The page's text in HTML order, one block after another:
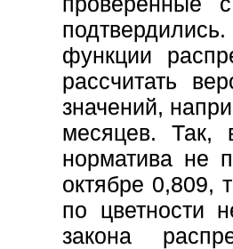
функции
рассчитать
значений,
месяцев. Так,
норматива не
октябре 0,809,
по цветности
закона